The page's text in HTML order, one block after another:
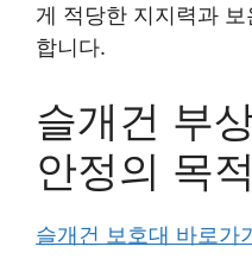
게 적당한 지지력과
합니다.
슬개건 부
안정의 목적
슬개건 보호대 바로가